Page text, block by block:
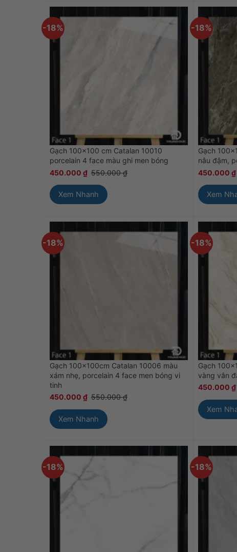
-18%
Gạch 100×100 cm Catalan 10010
porcelain 4 face màu ghi men bóng
450.000 ₫ 550.000₫
Xem Nhanh
-18%
Gạch
nâu đậm,
450.000₫
Xem
-18%
Gạch 100x100cm Catalan 10006 màu
xám nhẹ, porcelain 4 face men bóng vi
tinh
450.000 ₫ 550.000₫
Xem Nhanh
-18%
Gạch
vàng vân
450.000₫
Xem
-18% -18%